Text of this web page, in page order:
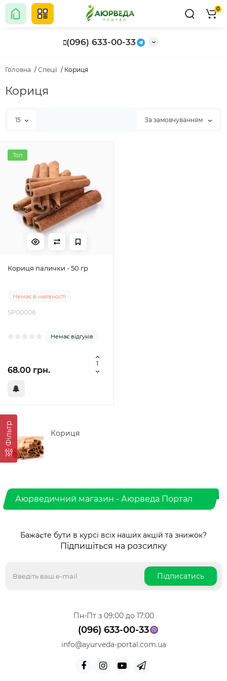
(096) 633-00-33
0
Головна Спеції Кориця
Фільтр
Кориця
15 За замовчуванням
Топ
Кориця палички - 50 гр
Немає в наявності
SP00006
Немає відгуків
68.00 грн.
Кориця
Аюрведичний магазин - Аюрведа Портал
Бажаєте бути в курсі всіх наших акцій та знижок?
Підпишіться на розсилку
Підписатись
Пн-Пт з 09:00 до 17:00
(096) 633-00-33
info@ayurveda-portal.com.ua